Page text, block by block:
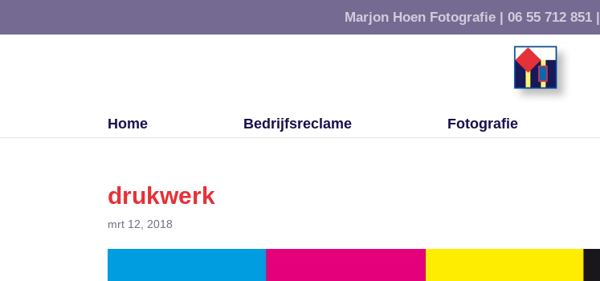
Marjon Hoen Fotografie | 06 55 712 851 |
Home Bedrijfsreclame Fotografie
drukwerk
mrt 12, 2018